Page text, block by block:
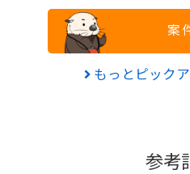
案
もっとピック
参考